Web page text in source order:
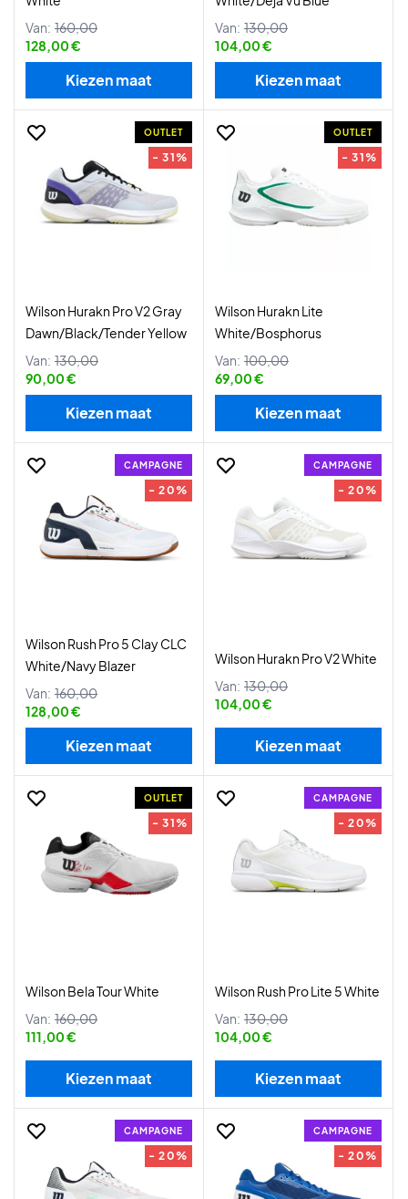
Van: 160,00
128,00 €
Kiezen maat
Van: 130,00
104,00 €
Kiezen maat
OUTLET
- 31%
Wilson Hurakn Pro V2 Gray
Dawn/Black/Tender Yellow
Van: 130,00
90,00 €
Kiezen maat
OUTLET
- 31%
Wilson Hurakn Lite
White/Bosphorus
Van: 100,00
69,00 €
Kiezen maat
CAMPAGNE
- 20%
Wilson Rush Pro 5 Clay CLC
White/Navy Blazer
Van: 160,00
128,00 €
Kiezen maat
CAMPAGNE
- 20%
Wilson Hurakn Pro V2 White
Van: 130,00
104,00 €
Kiezen maat
OUTLET
- 31%
Wilson Bela Tour White
Van: 160,00
111,00 €
Kiezen maat
CAMPAGNE
- 20%
Wilson Rush Pro Lite 5 White
Van: 130,00
104,00 €
Kiezen maat
CAMPAGNE
- 20%
CAMPAGNE
- 20%